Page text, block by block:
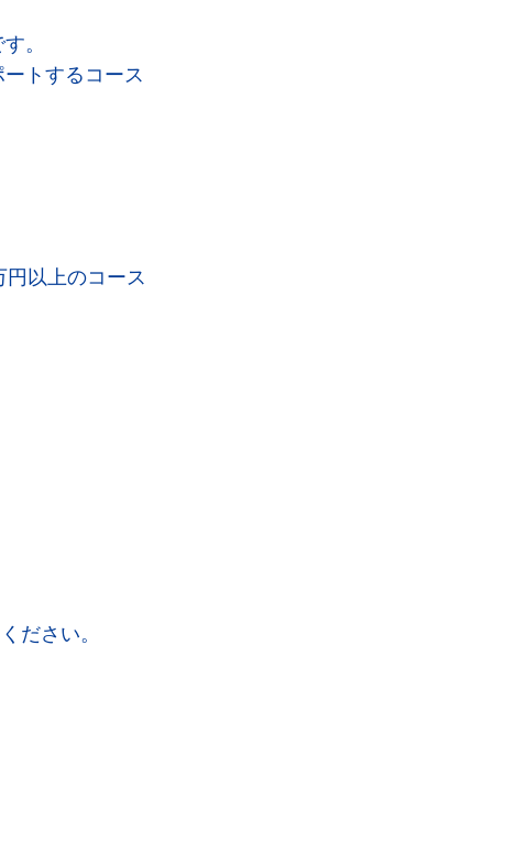
。
トするコース
以上のコース
さい。